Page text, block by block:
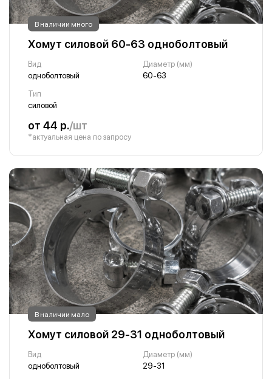
В наличии много
Хомут силовой 60-63 одноболтовый
Вид
одноболтовый
Диаметр (мм)
60-63
Тип
силовой
от 44 р./шт
*актуальная цена по запросу
В наличии мало
Хомут силовой 29-31 одноболтовый
Вид
одноболтовый
Диаметр (мм)
29-31